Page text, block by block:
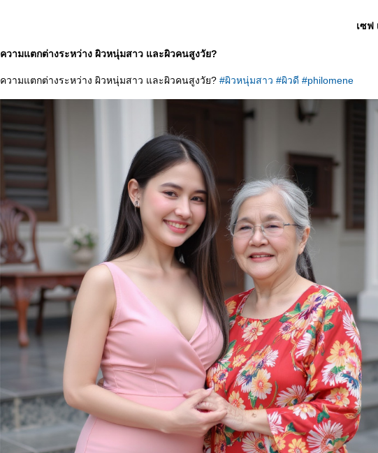
เซฟ
ความแตกต่างระหว่าง ผิวหนุ่มสาว และผิวคนสูงวัย?
ความแตกต่างระหว่าง ผิวหนุ่มสาว และผิวคนสูงวัย? #ผิวหนุ่มสาว #ผิวดี #philomene